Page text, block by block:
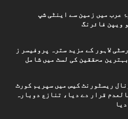
عرب میں زمین سے اینٹی شپ
ویپن فائرنگ
لاہور کے مزید سترہ پروفیسر ز
محققین کی لسٹ میں شامل
ریسٹورنٹ کیس میں سپریم کورٹ
کالعدم قرار دے دیا، تنازع دوبارہ